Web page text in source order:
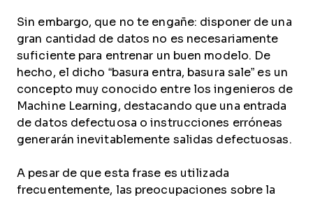
Sin embargo, que no te engañe: disponer de una
gran cantidad de datos no es necesariamente
suficiente para entrenar un buen modelo. De
hecho, el dicho “basura entra, basura sale” es un
concepto muy conocido entre los ingenieros de
Machine Learning, destacando que una entrada
de datos defectuosa o instrucciones erróneas
generarán inevitablemente salidas defectuosas.
A pesar de que esta frase es utilizada
frecuentemente, las preocupaciones sobre la